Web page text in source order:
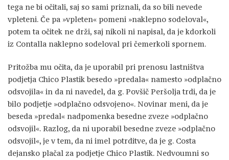
tega ne bi očitali, saj so sami priznali, da so bili nevede
vpleteni. Če pa »vpleten« pomeni »naklepno sodeloval«,
potem ta očitek ne drži, saj nikoli ni napisal, da je kdorkoli
iz Contalla naklepno sodeloval pri čemerkoli spornem.
Pritožba mu očita, da je uporabil pri prenosu lastništva
podjetja Chico Plastik besedo »predala« namesto »odplačno
odsvojila« in da ni navedel, da g. Povšič Peršolja trdi, da je
bilo podjetje »odplačno odsvojeno«. Novinar meni, da je
beseda »predal« nadpomenka besedne zveze »odplačno
odsvojil«. Razlog, da ni uporabil besedne zveze »odplačno
odsvojil«, je v tem, da ni imel potrditve, da je g. Costa
dejansko plačal za podjetje Chico Plastik. Nedvoumni so